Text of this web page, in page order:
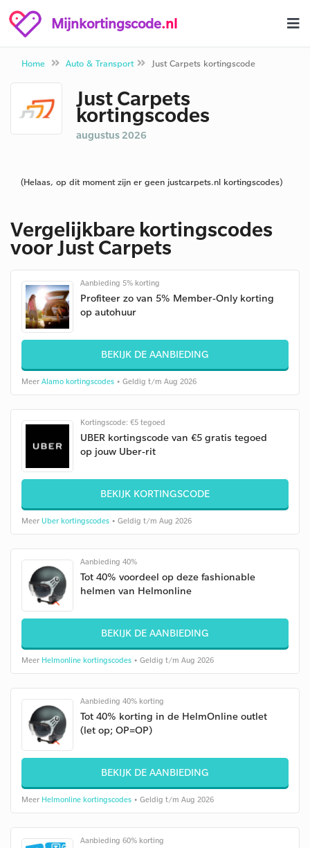
Mijnkortingscode.nl
Home Auto & Transport Just Carpets kortingscode
Just Carpets
kortingscodes
augustus 2026
(Helaas, op dit moment zijn er geen justcarpets.nl kortingscodes)
Vergelijkbare kortingscodes
voor Just Carpets
Aanbieding 5% korting
Profiteer zo van 5% Member-Only korting
op autohuur
BEKIJK DE AANBIEDING
Meer Alamo kortingscodes • Geldig t/m Aug 2026
Kortingscode: €5 tegoed
UBER kortingscode van €5 gratis tegoed
op jouw Uber-rit
BEKIJK KORTINGSCODE
Meer Uber kortingscodes • Geldig t/m Aug 2026
Aanbieding 40%
Tot 40% voordeel op deze fashionable
helmen van Helmonline
BEKIJK DE AANBIEDING
Meer Helmonline kortingscodes • Geldig t/m Aug 2026
Aanbieding 40% korting
Tot 40% korting in de HelmOnline outlet
(let op; OP=OP)
BEKIJK DE AANBIEDING
Meer Helmonline kortingscodes • Geldig t/m Aug 2026
Aanbieding 60% korting